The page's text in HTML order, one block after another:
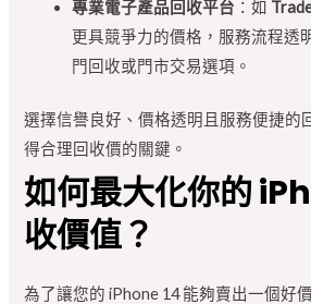
專業電子產品回收平台 ：如
更具競爭力的價格，服務流程透
門回收或門市交易選項。
選擇信譽良好、價格透明且服務便捷的
得合理回收價的關鍵。
如何最大化你的
收價值？
為了讓您的 iPhone 14 能夠賣出一個好